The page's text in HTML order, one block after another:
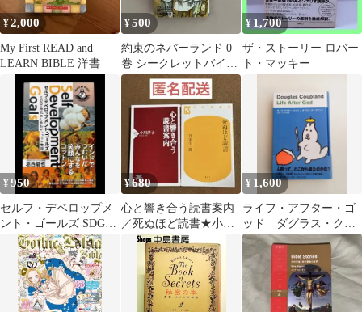
¥2,000
My First READ and
LEARN BIBLE 洋書
¥500
約束のネバーランド 0
巻 シークレットバイブ
ル
¥ 1,700
ザ・ストーリー ロバー
ト・マッキー
¥950
セルフ・デベロップメ
ント・ゴールズ SDGs
時代のしあわせコット
ン物語
¥680
心と響き合う読書案内
／死ぬほど読書★小川
洋子／丹羽宇一郎【新
書2冊セット】
¥ 1,600
ライフ・アフター・ゴ
ッド ダグラス・クー
プランド